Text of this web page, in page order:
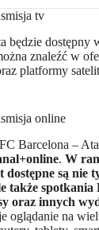
tv
będzie dostępny
znaleźć w
platformy
online
Barcelona –
. W
są nie
także spotkania
oraz innych
oglądanie na